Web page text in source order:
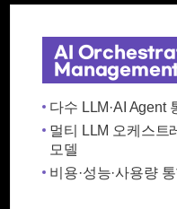
AI
다수 LLM·AI Agent
멀티 LLM 오케스트
모델
비용·성능·사용량